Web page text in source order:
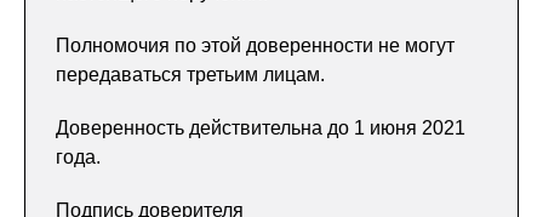
Полномочия по этой доверенности не могут
передаваться третьим лицам.
Доверенность действительна до 1 июня 2021
года.
Подпись доверителя